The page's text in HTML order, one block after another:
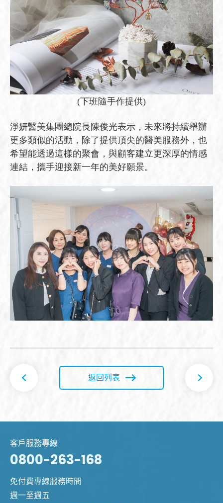
(下班隨手作提供)
淨妍醫美集團總院長陳俊光表示，未來將持續舉辦
更多類似的活動，除了提供頂尖的醫美服務外，也
希望能透過這樣的聚會，與顧客建立更深厚的情感
連結，攜手迎接新一年的美好願景。
返回列表
客戶服務專線
0800-263-168
免付費專線服務時間
週一至週五